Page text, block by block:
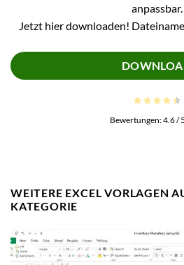
anpassbar.
Jetzt hier downloaden!
Bewertungen:4.6/ 5.
WEITERE EXCEL VORLAGEN
KATEGORIE